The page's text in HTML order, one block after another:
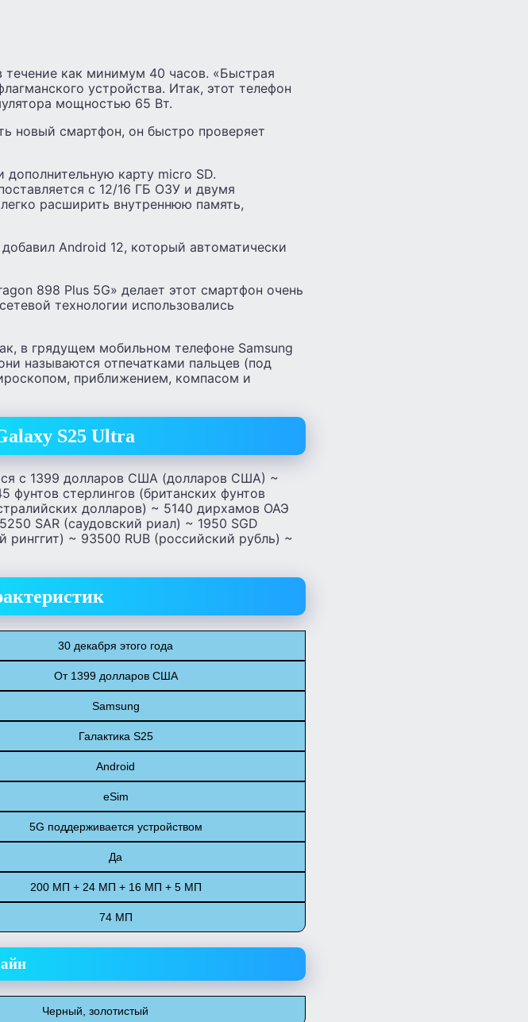
как минимум 40 часов. «Быстрая
устройства. Итак, этот телефон
мощностью 65 Вт.
новый смартфон, он быстро проверяет
дополнительную карту micro SD.
с 12/16 ГБ ОЗУ и двумя
расширить внутреннюю память,
Android 12, который автоматически
898 Plus 5G» делает этот смартфон очень
технологии использовались
в грядущем мобильном телефоне Samsung
называются отпечатками пальцев (под
приближением, компасом и
S25 Ultra
с 1399 долларов США (долларов США) ~
фунтов стерлингов (британских фунтов
долларов) ~ 5140 дирхамов ОАЭ
SAR (саудовский риал) ~ 1950 SGD
ринггит) ~ 93500 RUB (российский рубль) ~
30 декабря этого года
От 1399 долларов США
Samsung
Галактика S25
Android
eSim
5G поддерживается устройством
Да
200 МП + 24 МП + 16 МП + 5 МП
74 МП
Черный, золотистый